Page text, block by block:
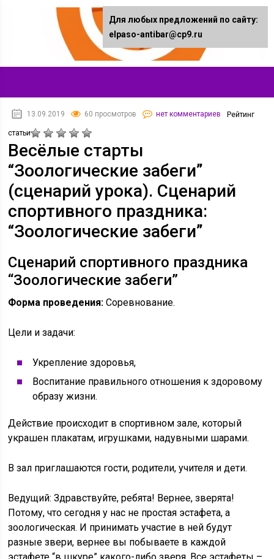
13.09.2019 60 просмотров нет комментариев Рейтинг
статьи
Весёлые старты
“Зоологические забеги”
(сценарий урока). Сценарий
спортивного праздника:
“Зоологические забеги”
Сценарий спортивного праздника
“Зоологические забеги”
Форма проведения: Соревнование.
Цели и задачи:
Укрепление здоровья,
Воспитание правильного отношения к здоровому
образу жизни.
Действие происходит в спортивном зале, который
украшен плакатам, игрушками, надувными шарами.
В зал приглашаются гости, родители, учителя и дети.
Ведущий: Здравствуйте, ребята! Вернее, зверята!
Потому, что сегодня у нас не простая эстафета, а
зоологическая. И принимать участие в ней будут
разные звери, вернее вы побываете в каждой
Для любых предложений по сайту:
elpaso-antibar@cp9.ru